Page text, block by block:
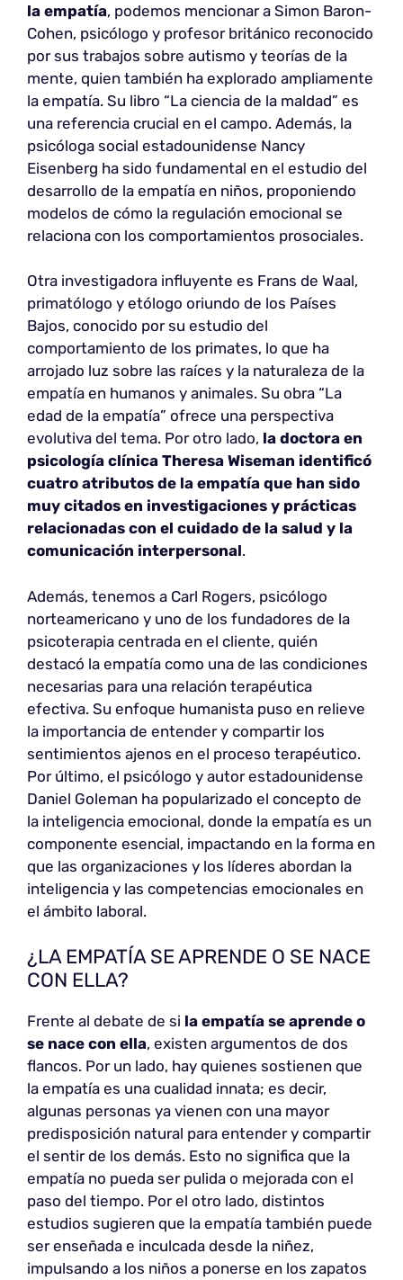
la empatía, podemos mencionar a Simon Baron-
Cohen, psicólogo y profesor británico reconocido
por sus trabajos sobre autismo y teorías de la
mente, quien también ha explorado ampliamente
la empatía. Su libro “La ciencia de la maldad” es
una referencia crucial en el campo. Además, la
psicóloga social estadounidense Nancy
Eisenberg ha sido fundamental en el estudio del
desarrollo de la empatía en niños, proponiendo
modelos de cómo la regulación emocional se
relaciona con los comportamientos prosociales.
Otra investigadora influyente es Frans de Waal,
primatólogo y etólogo oriundo de los Países
Bajos, conocido por su estudio del
comportamiento de los primates, lo que ha
arrojado luz sobre las raíces y la naturaleza de la
empatía en humanos y animales. Su obra “La
edad de la empatía” ofrece una perspectiva
evolutiva del tema. Por otro lado, la doctora en
psicología clínica Theresa Wiseman identificó
cuatro atributos de la empatía que han sido
muy citados en investigaciones y prácticas
relacionadas con el cuidado de la salud y la
comunicación interpersonal.
Además, tenemos a Carl Rogers, psicólogo
norteamericano y uno de los fundadores de la
psicoterapia centrada en el cliente, quién
destacó la empatía como una de las condiciones
necesarias para una relación terapéutica
efectiva. Su enfoque humanista puso en relieve
la importancia de entender y compartir los
sentimientos ajenos en el proceso terapéutico.
Por último, el psicólogo y autor estadounidense
Daniel Goleman ha popularizado el concepto de
la inteligencia emocional, donde la empatía es un
componente esencial, impactando en la forma en
que las organizaciones y los líderes abordan la
inteligencia y las competencias emocionales en
el ámbito laboral.
¿LA EMPATÍA SE APRENDE O SE NACE
CON ELLA?
Frente al debate de si la empatía se aprende o
se nace con ella, existen argumentos de dos
flancos. Por un lado, hay quienes sostienen que
la empatía es una cualidad innata; es decir,
algunas personas ya vienen con una mayor
predisposición natural para entender y compartir
el sentir de los demás. Esto no significa que la
empatía no pueda ser pulida o mejorada con el
paso del tiempo. Por el otro lado, distintos
estudios sugieren que la empatía también puede
ser enseñada e inculcada desde la niñez,
impulsando a los niños a ponerse en los zapatos